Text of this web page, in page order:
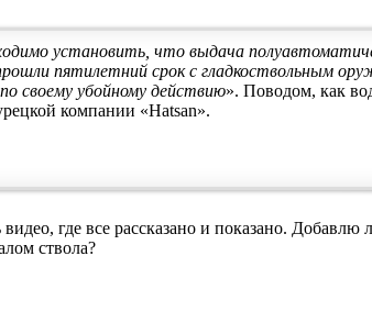
установить, что выдача
пятилетний срок с гладкоствольным
своему убойному действию». Поводом, как
компании «Hatsan».
где все рассказано и показано.
ствола?